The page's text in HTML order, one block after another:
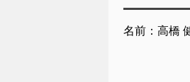
名前：高橋